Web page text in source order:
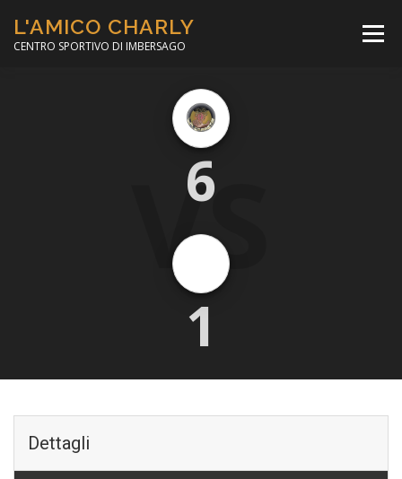
contenuto
L'AMICO CHARLY
CENTRO SPORTIVO DI IMBERSAGO
Menù
CORSO CALCIO A 5
MINIBASKET
VS
6
1
Dettagli